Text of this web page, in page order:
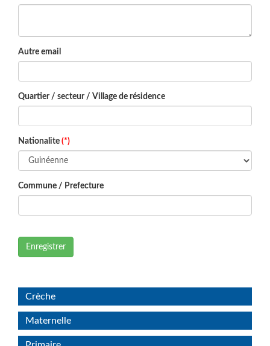
Autre email
Quartier / secteur / Village de résidence
Nationalite (*)
Commune / Prefecture
Enregistrer
Crèche
Maternelle